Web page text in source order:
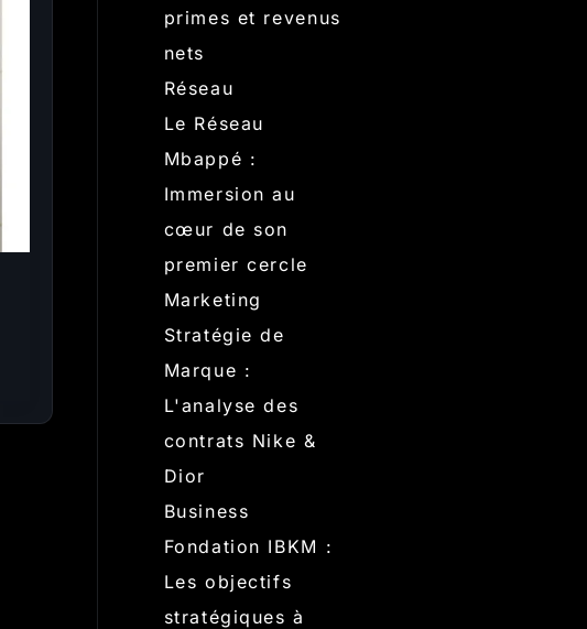
primes et revenus
nets
Réseau
Le Réseau
Mbappé :
Immersion au
cœur de son
premier cercle
Marketing
Stratégie de
Marque :
L'analyse des
contrats Nike &
Dior
Business
Fondation IBKM :
Les objectifs
stratégiques à